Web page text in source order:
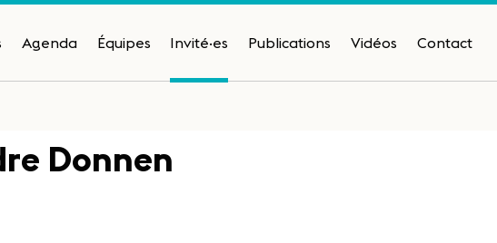
Agenda Équipes Invité·es Publications Vidéos Contact
Donnen